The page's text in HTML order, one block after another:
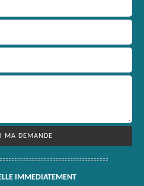
IMMEDIATEMENT